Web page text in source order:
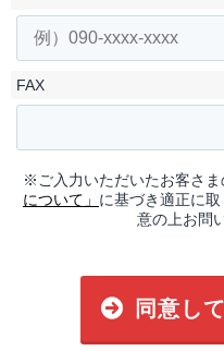
FAX
※ご入力いただいたお客さま
について」 に基づき適正に
意の上お問
同意し